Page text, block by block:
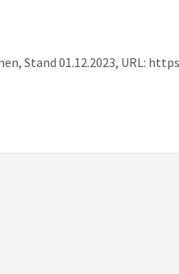
Stand 01.12.2023, URL: